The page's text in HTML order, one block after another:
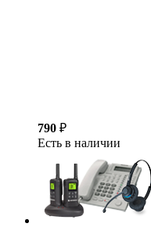
790 ₽
Есть в наличии